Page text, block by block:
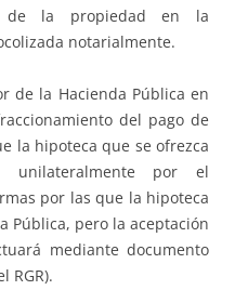
de la propiedad en la
notarialmente.
de la Hacienda Pública en
del pago de
la hipoteca que se ofrezca
unilateralmente por el
por las que la hipoteca
Pública, pero la aceptación
mediante documento
RGR).